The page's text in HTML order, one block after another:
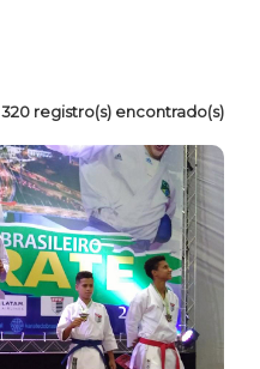
320 registro(s) encontrado(s)